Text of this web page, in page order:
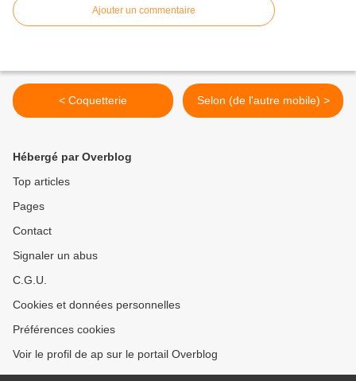
Ajouter un commentaire
< Coquetterie Selon (de l'autre mobile) >
Hébergé par Overblog
Top articles
Pages
Contact
Signaler un abus
C.G.U.
Cookies et données personnelles
Préférences cookies
Voir le profil de ap sur le portail Overblog